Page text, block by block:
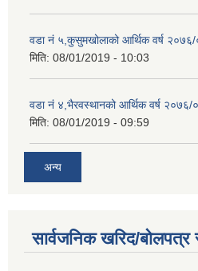
वडा नं ५,कुसुमखोलाको आर्थिक वर्ष
मिति: 08/01/2019 - 10:03
वडा नं ४,भैरवस्थानको आर्थिक वर्ष
मिति: 08/01/2019 - 09:59
अन्य
सार्वजनिक खरिद/